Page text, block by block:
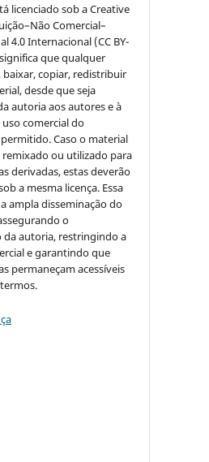
licenciado sob a Creative
Comercial–
4.0 Internacional (CC BY-
que qualquer
baixar, copiar, redistribuir
desde que seja
autoria aos autores e à
comercial do
Caso o material
ou utilizado para
derivadas, estas deverão
a mesma licença. Essa
ampla disseminação do
o
da autoria, restringindo a
e garantindo que
permaneçam acessíveis